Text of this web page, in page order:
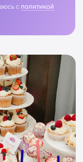
с политикой